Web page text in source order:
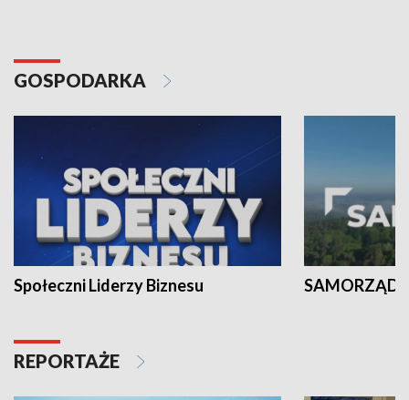
GOSPODARKA
Społeczni Liderzy Biznesu SAMORZĄD
REPORTAŻE